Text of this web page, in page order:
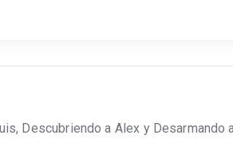
Descubriendo a Alex y Desarmando